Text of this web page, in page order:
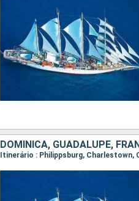
DOMINICA, GUADALUPE,